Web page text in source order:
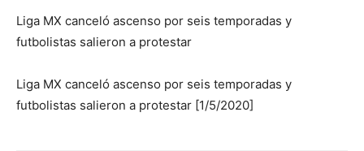
Liga MX canceló ascenso por seis temporadas y
futbolistas salieron a protestar
Liga MX canceló ascenso por seis temporadas y
futbolistas salieron a protestar [1/5/2020]